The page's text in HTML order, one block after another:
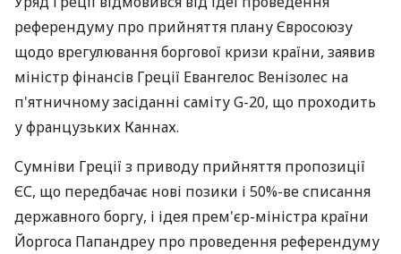
референдуму про прийняття плану Євросоюзу
щодо врегулювання боргової кризи країни, заявив
міністр фінансів Греції Евангелос Венізолес на
п'ятничному засіданні саміту G-20, що проходить
у французьких Каннах.
Сумніви Греції з приводу прийняття пропозиції
ЄС, що передбачає нові позики і 50%-ве списання
державного боргу, і ідея прем'єр-міністра країни
Йоргоса Папандреу про проведення референдуму